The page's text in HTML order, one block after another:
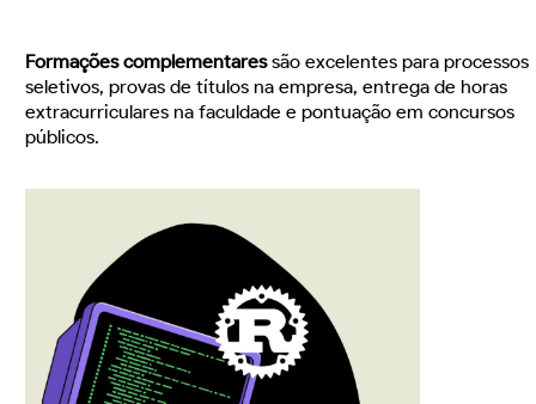
Formações complementaressão excelentes para processos
seletivos, provas de títulos na empresa, entrega de horas
extracurriculares na faculdade e pontuação em concursos
públicos.